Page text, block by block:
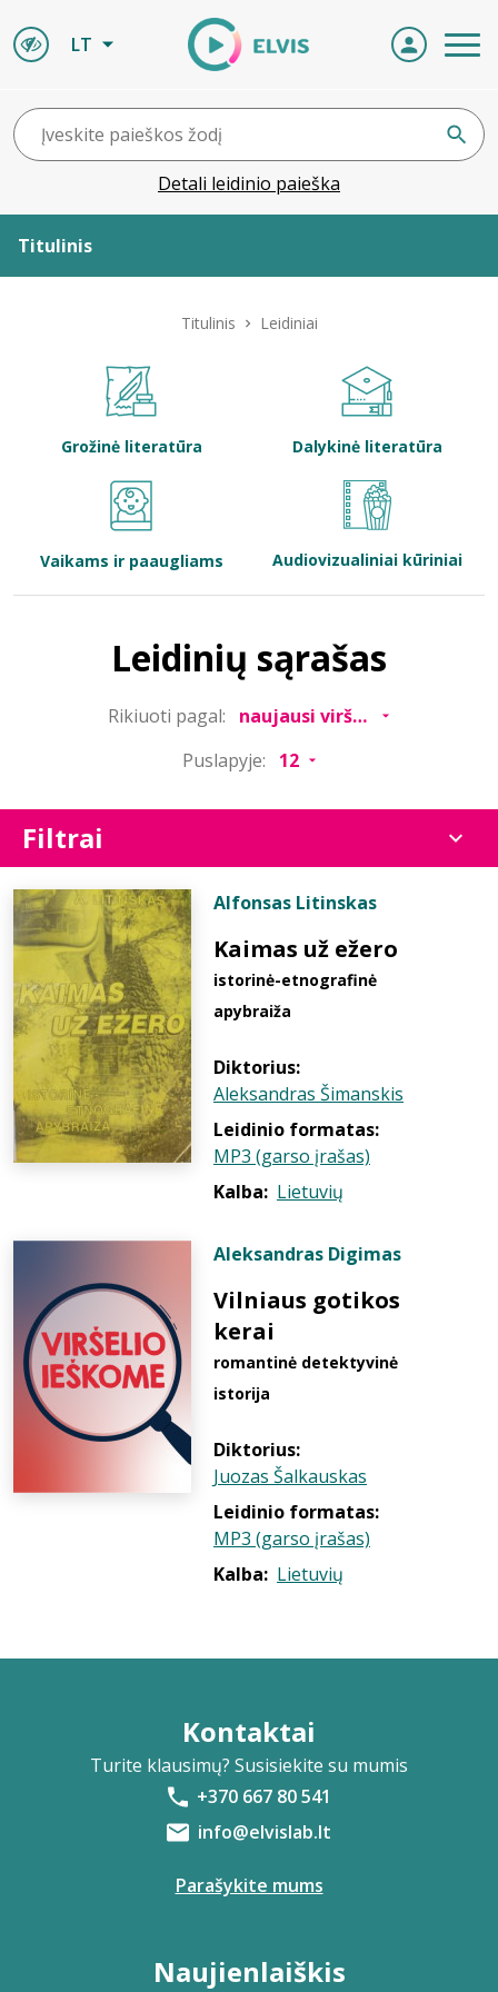
LT
Detali leidinio paieška
Titulinis
Bibliotekoms
Titulinis Leidiniai
Grožinė literatūra Dalykinė literatūra
Vaikams ir paaugliams Audiovizualiniai kūriniai
Leidinių sąrašas
Rikiuoti pagal:
Puslapyje:
Filtrai
Alfonsas Litinskas
Kaimas už ežero
istorinė-etnografinė
apybraiža
Diktorius:
Aleksandras Šimanskis
Leidinio formatas:
MP3 (garso įrašas)
Kalba: Lietuvių
Aleksandras Digimas
Vilniaus gotikos
kerai
romantinė detektyvinė
istorija
Diktorius:
Juozas Šalkauskas
Leidinio formatas:
MP3 (garso įrašas)
Kalba: Lietuvių
Kontaktai
Turite klausimų? Susisiekite su mumis
+370 667 80 541
info@elvislab.lt
Parašykite mums
Naujienlaiškis